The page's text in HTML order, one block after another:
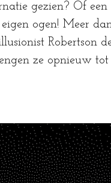
gezien? Of een
ogen! Meer
Robertson
ze opnieuw tot